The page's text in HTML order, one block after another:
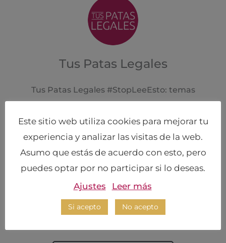
Tus Patas Legales
Tus Patas Legales #StopLeeEsto: temas
legales de interés para el peruano que vive en
el extranjero, Tus Patas Legales #QuickTips:
consejos legales simples y breves, Tus Patas
Legales #SOS: instructivos legales y diccionario
jurídico de términos de uso frecuente y Tus
organizadas en temas legales específicos a fin
de ayudarte a encontrar respuestas a tus
Este sitio web utiliza cookies para mejorar tu
experiencia y analizar las visitas de la web.
Asumo que estás de acuerdo con esto, pero
puedes optar por no participar si lo deseas.
Ajustes
Leer más
Si acepto No acepto